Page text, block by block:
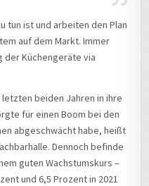
tun ist und arbeiten den Plan
auf dem Markt. Immer
der Küchengeräte via
beiden Jahren in ihre
für einen Boom bei den
abgeschwächt habe, heißt
Dennoch befinde
guten Wachstumskurs –
und 6,5 Prozent in 2021